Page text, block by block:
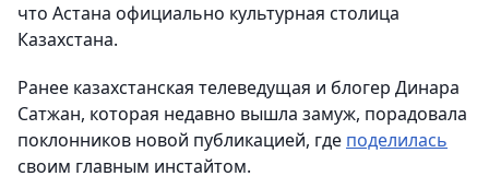
что Астана официально культурная столица
Казахстана.
Ранее казахстанская телеведущая и блогер Динара
Сатжан, которая недавно вышла замуж, порадовала
поклонников новой публикацией, где поделилась
своим главным инстайтом.